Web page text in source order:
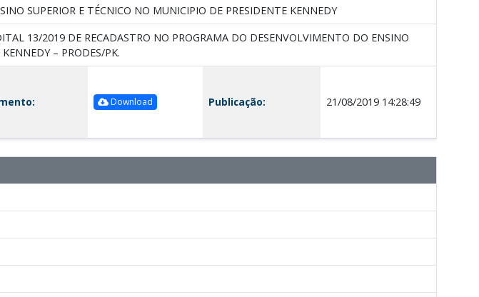
SUPERIOR E TÉCNICO NO MUNICIPIO DE PRESIDENTE KENNEDY
13/2019 DE RECADASTRO NO PROGRAMA DO DESENVOLVIMENTO DO ENSINO
– PRODES/PK.
Download Publicação: 21/08/2019 14:28:49